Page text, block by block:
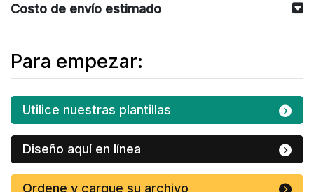
Costo de envío estimado
Para empezar:
Utilice nuestras plantillas
Diseño aquí en línea
Ordene y cargue su archivo